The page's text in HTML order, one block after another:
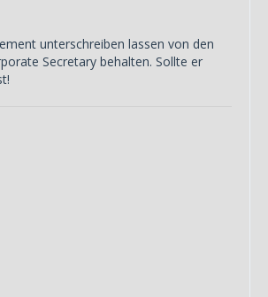
unterschreiben lassen von den
Secretary behalten. Sollte er